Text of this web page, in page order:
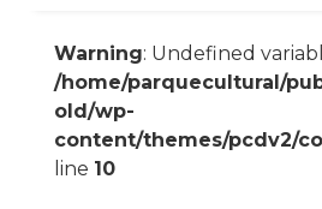
Warning: Undefined
/home/parquecultural/
old/wp-
content/themes/pcdv2/
line 10